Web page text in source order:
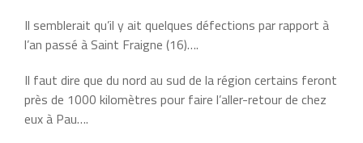
Il semblerait qu’il y ait quelques défections par rapport à
l’an passé à Saint Fraigne (16)….
Il faut dire que du nord au sud de la région certains feront
près de 1000 kilomètres pour faire l’aller-retour de chez
eux à Pau….